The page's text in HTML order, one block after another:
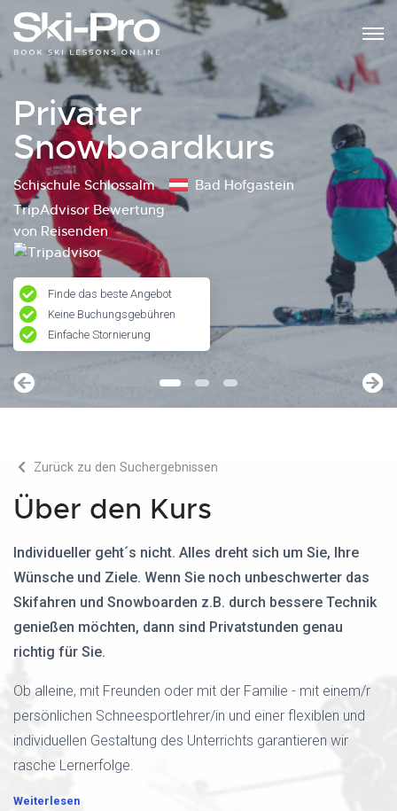
Privater
Snowboardkurs
Schischule Schlossalm
Bad Hofgastein
TripAdvisor Bewertung
von Reisenden
Finde das beste Angebot
Keine Buchungsgebühren
Einfache Stornierung
Zurück zu den Suchergebnissen
Über den Kurs
Individueller geht´s nicht. Alles dreht sich um Sie, Ihre
Wünsche und Ziele. Wenn Sie noch unbeschwerter das
Skifahren und Snowboarden z.B. durch bessere Technik
genießen möchten, dann sind Privatstunden genau
richtig für Sie.
Ob alleine, mit Freunden oder mit der Familie - mit einem/r
persönlichen Schneesportlehrer/in und einer flexiblen und
individuellen Gestaltung des Unterrichts garantieren wir
rasche Lernerfolge.
Weiterlesen